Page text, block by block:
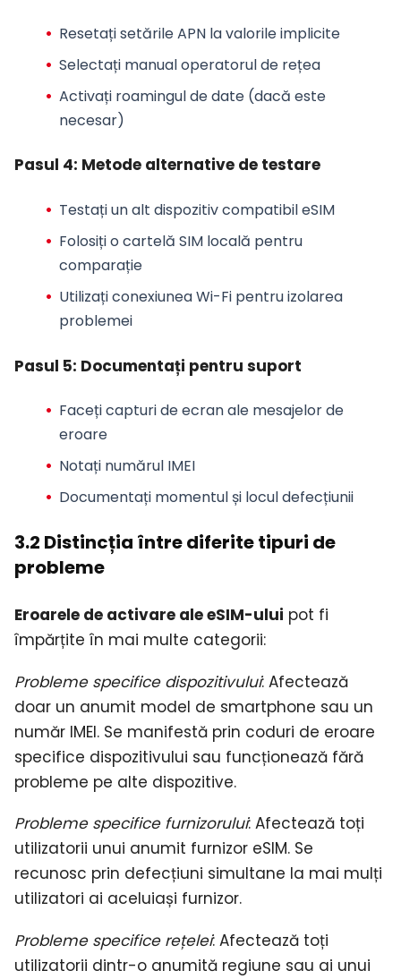
Resetați setările APN la valorile implicite
Selectați manual operatorul de rețea
Activați roamingul de date (dacă este
necesar)
Pasul 4: Metode alternative de testare
Testați un alt dispozitiv compatibil eSIM
Folosiți o cartelă SIM locală pentru
comparație
Utilizați conexiunea Wi-Fi pentru izolarea
problemei
Pasul 5: Documentați pentru suport
Faceți capturi de ecran ale mesajelor de
eroare
Notați numărul IMEI
Documentați momentul și locul defecțiunii
3.2 Distincția între diferite tipuri de
probleme
Eroarele de activare ale eSIM-ului pot fi
împărțite în mai multe categorii:
Probleme specifice dispozitivului: Afectează
doar un anumit model de smartphone sau un
număr IMEI. Se manifestă prin coduri de eroare
specifice dispozitivului sau funcționează fără
probleme pe alte dispozitive.
Probleme specifice furnizorului: Afectează toți
utilizatorii unui anumit furnizor eSIM. Se
recunosc prin defecțiuni simultane la mai mulți
utilizatori ai aceluiași furnizor.
Probleme specifice rețelei: Afectează toți
utilizatorii dintr-o anumită regiune sau ai unui